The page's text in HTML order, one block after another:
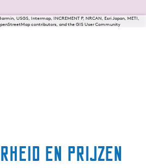
USGS, Intermap, INCREMENT P, NRCAN, Esri Japan, METI,
contributors, and the GIS User Community
en prijzen